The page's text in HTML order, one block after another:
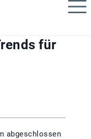
für
abgeschlossen